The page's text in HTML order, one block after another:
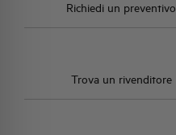
Richiedi un preventivo
Trova un rivenditore